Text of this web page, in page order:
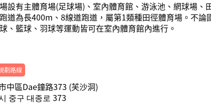
設有主體育場(足球場)、室內體育館、游泳池、網球場
道為長400m、8線道跑道，屬第1類種田徑體育場。不
、籃球、羽球等運動皆可在室內體育館內進行。
劃路線
中區Dae鐘路373 (芙沙洞)
중구 대종로 373